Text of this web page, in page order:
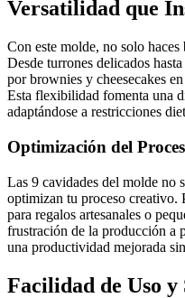
Versatilidad que
Con este molde, no solo
Desde turrones delicados
por brownies y cheesecakes
Esta flexibilidad fomenta una
adaptándose a restricciones
Optimización del
Las 9 cavidades del molde no
optimizan tu proceso creativo.
para regalos artesanales o
frustración de la producción a
una productividad mejorada
Facilidad de Uso